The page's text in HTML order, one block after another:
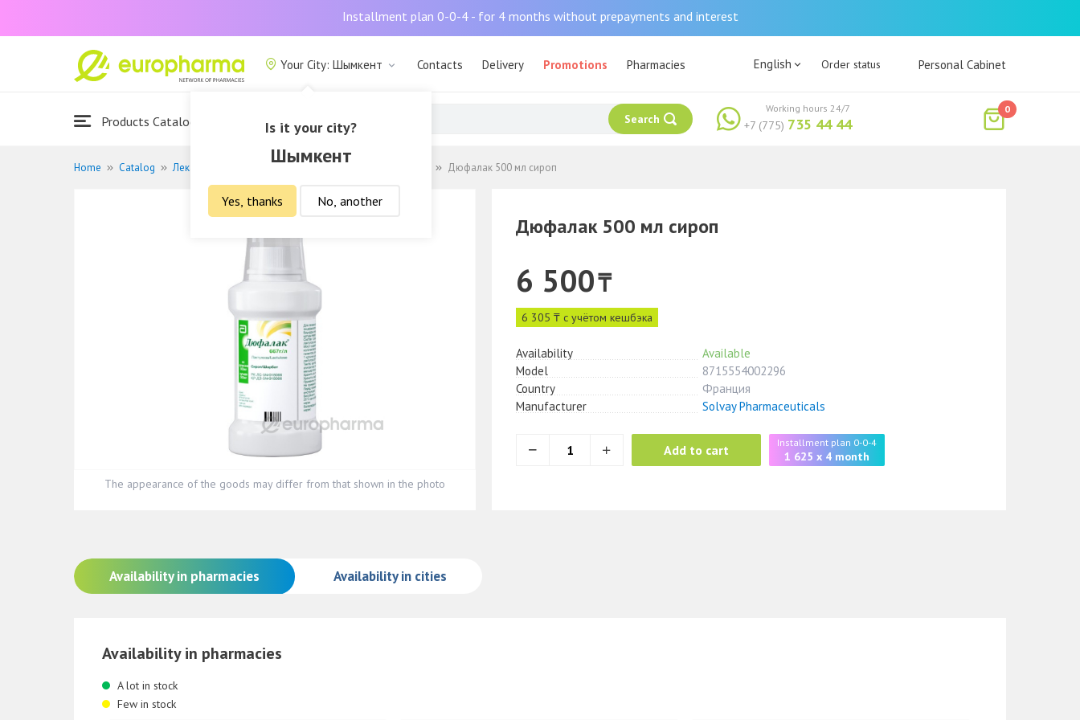
Installment plan 0-0-4 - for 4 months without prepayments and interest
Your City: Шымкент
Is it your city?
Шымкент
Yes, thanks No, another
Contacts Delivery Promotions Pharmacies
About Us
English Order status Personal Cabinet
Products Catalogue Search +7 (775) 735 44 44
Working hours 24/7 0
Home Catalog Лекарственные средства Дюфалак 500 мл сироп
The appearance of the goods may differ from that shown in the photo
Дюфалак 500 мл сироп
6 500₸
6 305 ₸ с учётом кешбэка
Availability
Available
Model
8715554002296
Country
Франция
Manufacturer
Solvay Pharmaceuticals
Add to cart Installment plan 0-0-4
1 625 x 4 month
Availability in pharmacies Availability in cities
Availability in pharmacies
A lot in stock
Few in stock